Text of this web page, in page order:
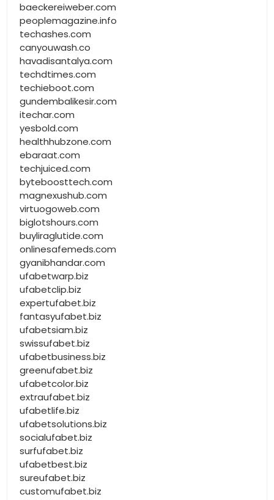
baeckereiweber.com
peoplemagazine.info
techashes.com
canyouwash.co
havadisantalya.com
techdtimes.com
techieboot.com
gundembalikesir.com
itechar.com
yesbold.com
healthhubzone.com
ebaraat.com
techjuiced.com
byteboosttech.com
magnexushub.com
virtuogoweb.com
biglotshours.com
buyliraglutide.com
onlinesafemeds.com
gyanibhandar.com
ufabetwarp.biz
ufabetclip.biz
expertufabet.biz
fantasyufabet.biz
ufabetsiam.biz
swissufabet.biz
ufabetbusiness.biz
greenufabet.biz
ufabetcolor.biz
extraufabet.biz
ufabetlife.biz
ufabetsolutions.biz
socialufabet.biz
surfufabet.biz
ufabetbest.biz
sureufabet.biz
customufabet.biz